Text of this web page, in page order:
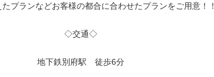
プランなどお客様の都合に合わせたプランをご用意！！
◇交通◇
地下鉄別府駅 徒歩6分